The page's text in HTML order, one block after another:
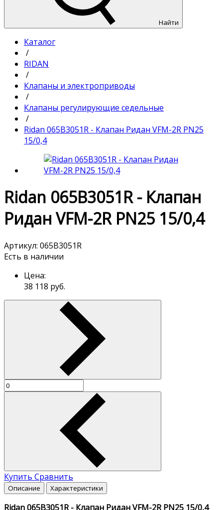
Найти
Каталог
/
RIDAN
/
Клапаны и электроприводы
/
Клапаны регулирующие седельные
/
Ridan 065B3051R - Клапан Ридан VFM-2R PN25
15/0,4
Ridan 065B3051R - Клапан
Ридан VFM-2R PN25 15/0,4
Артикул: 065B3051R
Есть в наличии
Цена:
38 118 руб.
Купить Сравнить
Описание Характеристики
Ridan 065B3051R - Клапан Ридан VFM-2R PN25 15/0,4